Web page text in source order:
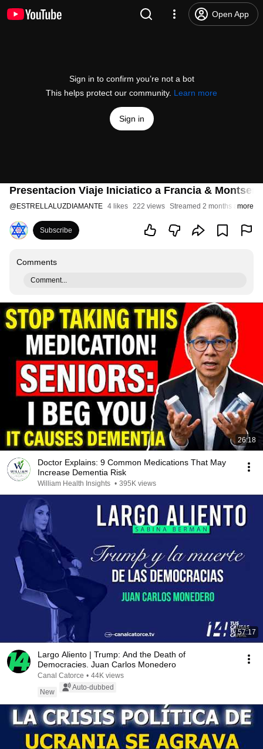
Open App
Sign in to confirm you’re not a bot
This helps protect our community. Learn more
Sign in
Presentacion Viaje Iniciatico a Francia &
@ESTRELLALUZDIAMANTE 4 likes 222 views Streamed 2 months agomore
Subscribe
Comments
Comment...
26:18
Doctor Explains: 9 Common Medications That May
Increase Dementia Risk
William Health Insights • 395K views
57:17
Largo Aliento | Trump: And the Death of
Democracies. Juan Carlos Monedero
Canal Catorce • 44K views
New
Auto-dubbed